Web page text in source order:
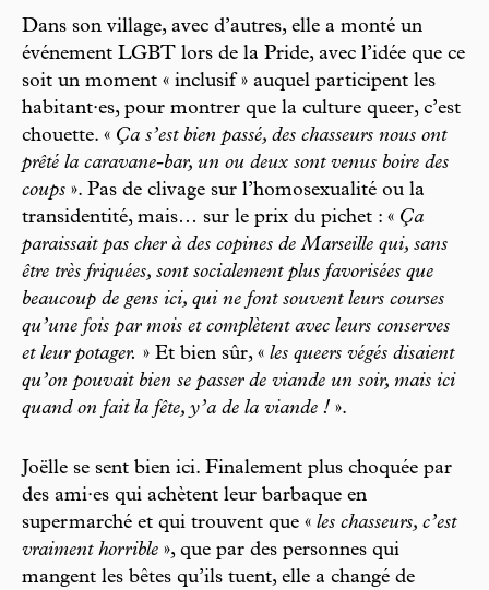
Dans son village, avec d’autres, elle a monté un
événement LGBT lors de la Pride, avec l’idée que ce
soit un moment « inclusif » auquel participent les
habitant·es, pour montrer que la culture queer, c’est
chouette. « Ça s’est bien passé, des chasseurs nous ont
prêté la caravane-bar, un ou deux sont venus boire des
coups ». Pas de clivage sur l’homosexualité ou la
transidentité, mais… sur le prix du pichet : « Ça
paraissait pas cher à des copines de Marseille qui, sans
être très friquées, sont socialement plus favorisées que
beaucoup de gens ici, qui ne font souvent leurs courses
qu’une fois par mois et complètent avec leurs conserves
et leur potager. » Et bien sûr, « les queers végés disaient
qu’on pouvait bien se passer de viande un soir, mais ici
quand on fait la fête, y’a de la viande ! ».
Joëlle se sent bien ici. Finalement plus choquée par
des ami·es qui achètent leur barbaque en
supermarché et qui trouvent que « les chasseurs, c’est
vraiment horrible », que par des personnes qui
mangent les bêtes qu’ils tuent, elle a changé de